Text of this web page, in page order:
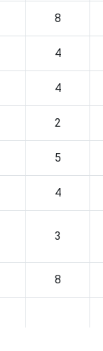
8
4
4
2
5
4
3
8